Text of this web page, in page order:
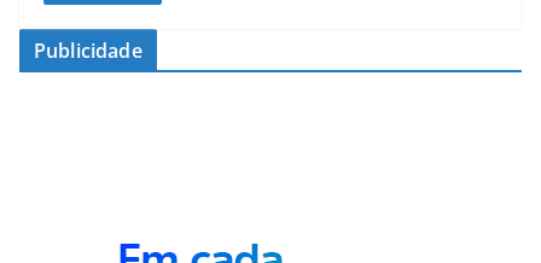
Publicidade